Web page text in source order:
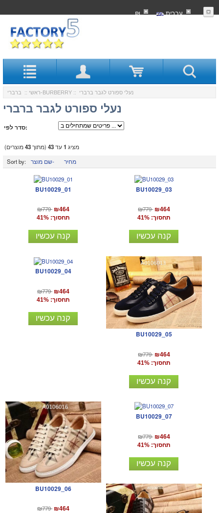
עִברִית ₪
ראשי :: ברברי-BURBERRY :: נעלי ספורט לגבר ברברי
נעלי ספורט לגבר ברברי
סדר לפי:
מציג 1עד43 (מתוך43מוצרים)
Sort by:
שם מוצר- מחיר
BU10029_01
₪779 ₪464
תחסוך: 41%
קנה עכשיו
BU10029_03
₪779 ₪464
תחסוך: 41%
קנה עכשיו
BU10029_04
₪779 ₪464
תחסוך: 41%
קנה עכשיו
BU10029_05
₪779 ₪464
תחסוך: 41%
קנה עכשיו
BU10029_06
₪779 ₪464
BU10029_07
₪779 ₪464
תחסוך: 41%
קנה עכשיו